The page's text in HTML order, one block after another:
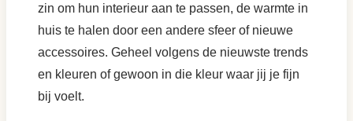
zin om hun interieur aan te passen, de warmte in
huis te halen door een andere sfeer of nieuwe
accessoires. Geheel volgens de nieuwste trends
en kleuren of gewoon in die kleur waar jij je fijn
bij voelt.